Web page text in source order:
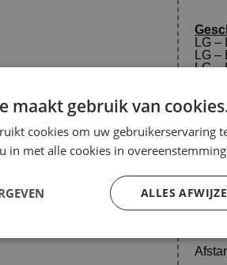
LG
LG
LG
LG
LG
LG
LG
LG
maakt gebruik van
cookies om uw gebruikerservaring
in met alle cookies in
ALLES